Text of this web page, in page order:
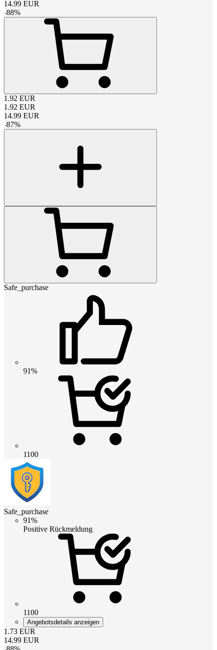
14.99 EUR
-88%
1.92 EUR
1.92 EUR
14.99 EUR
-87%
Safe_purchase
91%
1100
Safe_purchase
91%
Positive Rückmeldung
1100
Angebotsdetails anzeigen
1.73 EUR
14.99 EUR